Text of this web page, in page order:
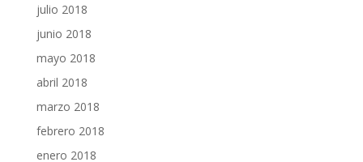
julio 2018
junio 2018
mayo 2018
abril 2018
marzo 2018
febrero 2018
enero 2018